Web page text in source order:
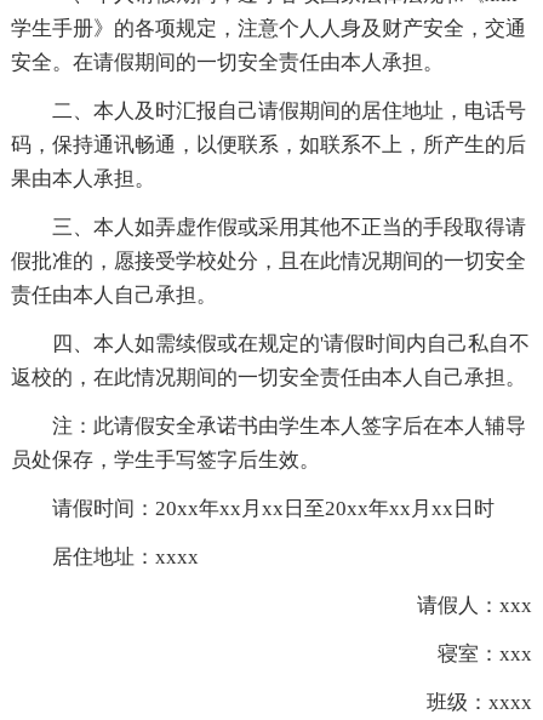
学生手册》的各项规定，注意个人人身及财产安全，交通
安全。在请假期间的一切安全责任由本人承担。
二、本人及时汇报自己请假期间的居住地址，电话号
码，保持通讯畅通，以便联系，如联系不上，所产生的后
果由本人承担。
三、本人如弄虚作假或采用其他不正当的手段取得请
假批准的，愿接受学校处分，且在此情况期间的一切安全
责任由本人自己承担。
四、本人如需续假或在规定的'请假时间内自己私自不
返校的，在此情况期间的一切安全责任由本人自己承担。
注：此请假安全承诺书由学生本人签字后在本人辅导
员处保存，学生手写签字后生效。
请假时间：20xx年xx月xx日至20xx年xx月xx日时
居住地址：xxxx
请假人：xxx
寝室：xxx
班级：xxxx